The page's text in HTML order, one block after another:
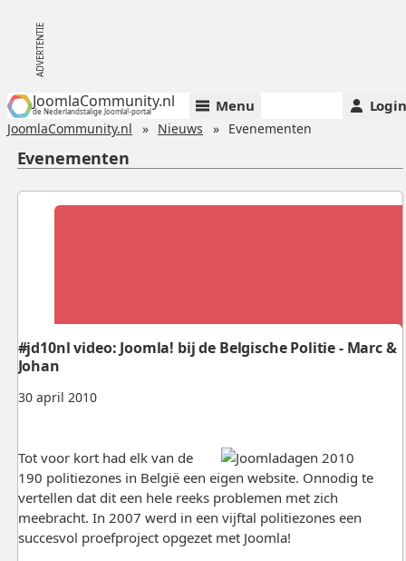
JoomlaCommunity.nl
de Nederlandstalige Joomla!-portal Menu Login
JoomlaCommunity.nl Nieuws Evenementen
Evenementen
30 april 2010
#jd10nl video: Joomla! bij de Belgische Politie - Marc &
Johan
Tot voor kort had elk van de
190 politiezones in België een eigen website. Onnodig te
vertellen dat dit een hele reeks problemen met zich
meebracht. In 2007 werd in een vijftal politiezones een
succesvol proefproject opgezet met Joomla!